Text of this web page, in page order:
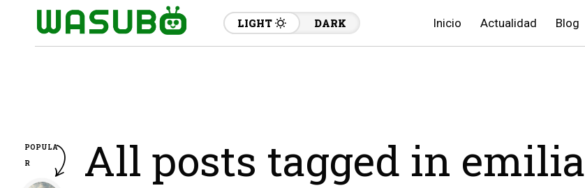
LIGHT DARK Inicio Actualidad Blog
All posts tagged in emilia
POPULA
R